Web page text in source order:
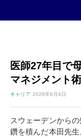
医師27年目で
マネジメント術
キャリア 2026年6月4日
スウェーデンから
鑽を積んだ本田先